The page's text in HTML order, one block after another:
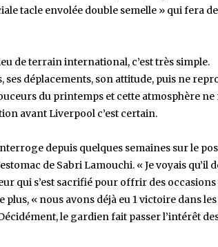
tacle envolée double semelle » qui fera
de terrain international, c’est très simple.
déplacements, son attitude, puis ne
du printemps et cette atmosphère ne
avant Liverpool c’est certain.
depuis quelques semaines sur le
de Sabri Lamouchi. « Je voyais qu’il
qui s’est sacrifié pour offrir des occasions
« nous avons déjà eu 1 victoire dans
le gardien fait passer l’intérêt